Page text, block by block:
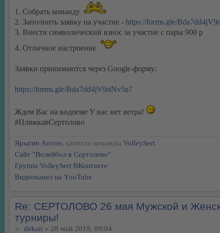
1. Собрать команду
2. Заполнить заявку на участие - https://forms.gle/
3. Внести символический взнос за участие с пары 900 р
4. Отличное настроение
Заявки принимаются через Google-форму:
https://forms.gle/Bda7dd4jV9riNv5u7
Ждем Вас на водоеме У нас нет ветра!
#ПляжкавСертолово
Ярыгин Антон, капитан команды VolleySert.
Сайт "Волейбол в Сертолово"
Группа VolleySert ВКонтакте
Видеоканал на YouTube
Re: СЕРТОЛОВО 26 мая Мужской и
турниры!
dekan » 28 май 2019, 09:04